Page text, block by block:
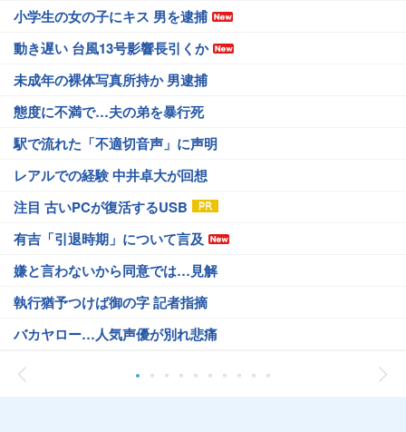
小学生の女の子にキス 男を逮捕
動き遅い 台風13号影響長引くか
未成年の裸体写真所持か 男逮捕
態度に不満で…夫の弟を暴行死
駅で流れた「不適切音声」に声明
レアルでの経験 中井卓大が回想
注目 古いPCが復活するUSB
有吉「引退時期」について言及
嫌と言わないから同意では…見解
執行猶予つけば御の字 記者指摘
バカヤロー…人気声優が別れ悲痛